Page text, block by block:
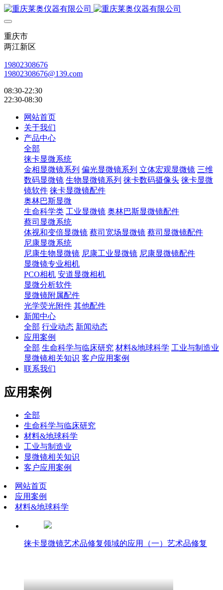
重庆市
两江新区
19802308676
19802308676@139.com
08:30-22:30
22:30-08:30
网站首页
关于我们
产品中心
全部
徕卡显微系统
金相显微镜系列 偏光显微镜系列 立体宏观显微镜 三维
数码显微镜 生物显微镜系列 徕卡数码摄像头 徕卡显微
镜软件 徕卡显微镜配件
奥林巴斯显微
生命科学类 工业显微镜 奥林巴斯显微镜配件
蔡司显微系统
体视和变倍显微镜 蔡司宽场显微镜 蔡司显微镜配件
尼康显微系统
尼康生物显微镜 尼康工业显微镜 尼康显微镜配件
显微镜专业相机
PCO相机 安道显微相机
显微分析软件
显微镜附属配件
光学荧光附件 其他配件
新闻中心
全部 行业动态 新闻动态
应用案例
全部 生命科学与临床研究 材料&地球科学 工业与制造业
显微镜相关知识 客户应用案例
联系我们
应用案例
全部
生命科学与临床研究
材料&地球科学
工业与制造业
显微镜相关知识
客户应用案例
网站首页
应用案例
材料&地球科学
徕卡显微镜艺术品修复领域的应用（一）艺术品修复